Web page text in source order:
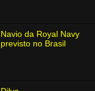
Navio da Royal Navy
previsto no Brasil